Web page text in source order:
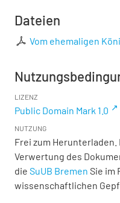
Dateien
Vom ehemaligen
LIZENZ
Public Domain Mark 1.0
NUTZUNG
Frei zum
Verwertung des
die SuUB Bremen Sie im
wissenschaftlichen